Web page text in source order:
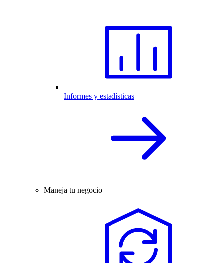
Informes y estadísticas
Maneja tu negocio